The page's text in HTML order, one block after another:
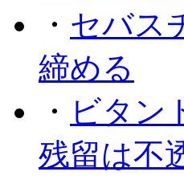
・ セバス
締める
・ ビタン
残留は不